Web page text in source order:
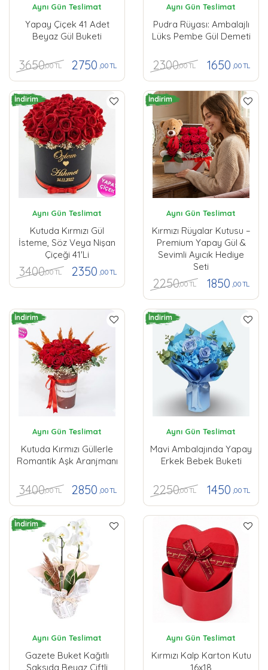
Aynı Gün Teslimat
Yapay Çiçek 41 Adet
Beyaz Gül Buketi
3650,00 TL 2750 ,00 TL
Aynı Gün Teslimat
Pudra Rüyası: Ambalajlı
Lüks Pembe Gül Demeti
2300,00 TL 1650 ,00 TL
İndirim
Aynı Gün Teslimat
Kutuda Kırmızı Gül
İsteme, Söz Veya Nişan
Çiçeği 41'li
3400,00 TL 2350 ,00 TL
İndirim
Aynı Gün Teslimat
Kırmızı Rüyalar Kutusu –
Premium Yapay Gül &
Sevimli Ayıcık Hediye
Seti
2250,00 TL 1850 ,00 TL
İndirim
Aynı Gün Teslimat
Kutuda Kırmızı Güllerle
Romantik Aşk Aranjmanı
3400,00 TL 2850 ,00 TL
İndirim
Aynı Gün Teslimat
Mavi Ambalajında Yapay
Erkek Bebek Buketi
2250,00 TL 1450 ,00 TL
İndirim
Aynı Gün Teslimat
Gazete Buket Kağıtlı
Saksıda Beyaz Çiftli
Aynı Gün Teslimat
Kırmızı Kalp Karton Kutu
16x18